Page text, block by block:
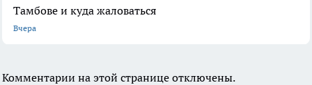
Тамбове и куда жаловаться
Вчера
Комментарии на этой странице отключены.